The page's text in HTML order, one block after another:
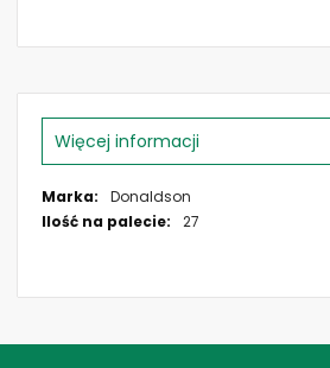
Więcej informacji
Więcej
informacji
Donaldson
27